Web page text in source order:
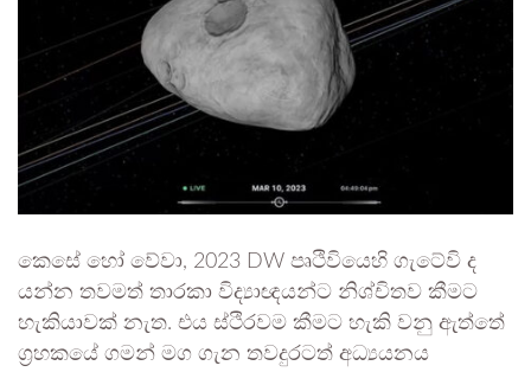
කෙසේ හෝ වේවා, 2023 DW පෘථිවියෙහි ගැටේවි ද
යන්න තවමත් තාරකා විද්‍යාඥයන්ට නිශ්චිතව කීමට
හැකියාවක් නැත. එය ස්ථිරවම කීමට හැකි වනු ඇත්තේ
ග්‍රහකයේ ගමන් මග ගැන තවදුරටත් අධ්‍යයනය